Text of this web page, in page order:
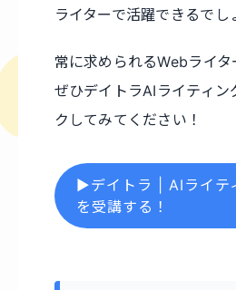
ライターで活躍できるでし
常に求められるWebライ
ぜひデイトラAIライティン
クしてみてください！
▶デイトラ | AIライテ
を受講する！